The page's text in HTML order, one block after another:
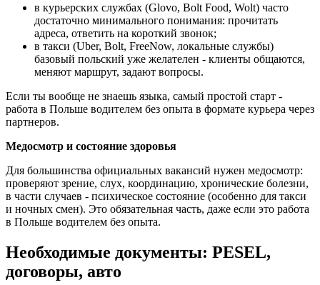
в курьерских службах (Glovo, Bolt Food, Wolt) часто
достаточно минимального понимания: прочитать
адреса, ответить на короткий звонок;
в такси (Uber, Bolt, FreeNow, локальные службы)
базовый польский уже желателен - клиенты общаются,
меняют маршрут, задают вопросы.
Если ты вообще не знаешь языка, самый простой старт -
работа в Польше водителем без опыта в формате курьера через
партнеров.
Медосмотр и состояние здоровья
Для большинства официальных вакансий нужен медосмотр:
проверяют зрение, слух, координацию, хронические болезни,
в части случаев - психическое состояние (особенно для такси
и ночных смен). Это обязательная часть, даже если это работа
в Польше водителем без опыта.
Необходимые документы: PESEL,
договоры, авто